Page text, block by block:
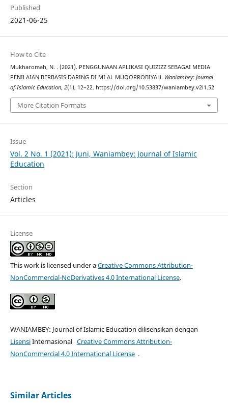
Published
2021-06-25
How to Cite
Mukharomah, N. . (2021). PENGGUNAAN APLIKASI QUIZIZZ SEBAGAI MEDIA
PENILAIAN BERBASIS DARING DI MI AL MUQORROBIYAH. Waniambey: Journal
of Islamic Education, 2(1), 12–22. https://doi.org/10.53837/waniambey.v2i1.52
More Citation Formats
Issue
Vol. 2 No. 1 (2021): Juni, Waniambey: Journal of Islamic
Education
Section
Articles
License
This work is licensed under aCreative Commons Attribution-
NonCommercial-NoDerivatives 4.0 International License.
WANIAMBEY: Journal of Islamic Education dilisensikan dengan
LisensiInternasional Creative Commons Attribution-
NonCommercial 4.0 International License .
Similar Articles